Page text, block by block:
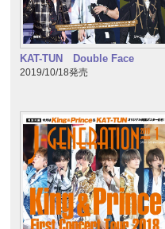
KAT-TUN Double Face
2019/10/18発売